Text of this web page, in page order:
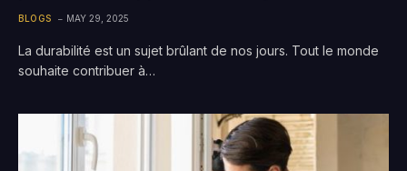
BLOGS MAY 29, 2025
La durabilité est un sujet brûlant de nos jours. Tout le monde
souhaite contribuer à…